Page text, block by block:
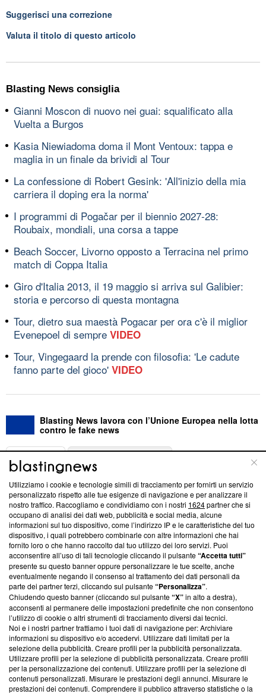
Suggerisci una correzione
Valuta il titolo di questo articolo
Blasting News consiglia
Gianni Moscon di nuovo nei guai: squalificato alla
Vuelta a Burgos
Kasia Niewiadoma doma il Mont Ventoux: tappa e
maglia in un finale da brividi al Tour
La confessione di Robert Gesink: 'All'inizio della mia
carriera il doping era la norma'
I programmi di Pogačar per il biennio 2027-28:
Roubaix, mondiali, una corsa a tappe
Beach Soccer, Livorno opposto a Terracina nel primo
match di Coppa Italia
Giro d'Italia 2013, il 19 maggio si arriva sul Galibier:
storia e percorso di questa montagna
Tour, dietro sua maestà Pogacar per ora c'è il miglior
Evenepoel di sempre VIDEO
Tour, Vingegaard la prende con filosofia: 'Le cadute
fanno parte del gioco' VIDEO
Blasting News lavora con l’Unione Europea nella lotta
contro le fake news
ABOUT
Questa sezione offre informazioni trasparenti su Blasting
News, sui nostri processi editoriali e su come ci impegniamo a
creare news di qualità. Inoltre, afferma la nostra aderenza a
‘Trust Project - News with Integrity’Blasting News non è
ancora membro del programma, ma ha richiesto di farne
parte; Trust Project non ha ancora effettuato una verifica di
conformità agli standard.
Su di noi
Team editoriale
Corporate
Redazione
Informativa Privacy
Utilizziamo i cookie e tecnologie simili di tracciamento per fornirti un servizio
personalizzato rispetto alle tue esigenze di navigazione e per analizzare il
nostro traffico. Raccogliamo e condividiamo con i nostri 1624partner che si
occupano di analisi dei dati web, pubblicità e social media, alcune
informazioni sul tuo dispositivo, come l’indirizzo IP e le caratteristiche del tuo
dispositivo, i quali potrebbero combinarle con altre informazioni che hai
fornito loro o che hanno raccolto dal tuo utilizzo dei loro servizi. Puoi
acconsentire all’uso di tali tecnologie cliccando il pulsante“Accetta tutti”
presente su questo banner oppure personalizzare le tue scelte, anche
eventualmente negando il consenso al trattamento dei dati personali da
parte dei partner terzi, cliccando sul pulsante“Personalizza”.
Chiudendo questo banner (cliccando sul pulsante“X”in alto a destra),
acconsenti al permanere delle impostazioni predefinite che non consentono
l’utilizzo di cookie o altri strumenti di tracciamento diversi dai tecnici.
Noi e i nostri partner trattiamo i tuoi dati di navigazione per: Archiviare
informazioni su dispositivo e/o accedervi. Utilizzare dati limitati per la
selezione della pubblicità. Creare profili per la pubblicità personalizzata.
Utilizzare profili per la selezione di pubblicità personalizzata. Creare profili
per la personalizzazione dei contenuti. Utilizzare profili per la selezione di
contenuti personalizzati. Misurare le prestazioni degli annunci. Misurare le
prestazioni dei contenuti. Comprendere il pubblico attraverso statistiche o la